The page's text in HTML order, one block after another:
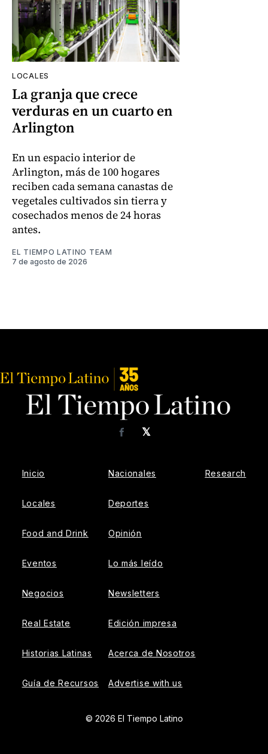
LOCALES
La granja que crece
verduras en un cuarto en
Arlington
En un espacio interior de
Arlington, más de 100 hogares
reciben cada semana canastas de
vegetales cultivados sin tierra y
cosechados menos de 24 horas
antes.
EL TIEMPO LATINO TEAM
7 de agosto de 2026
𝕏
Facebook
Inicio
Locales
Food and Drink
Eventos
Negocios
Real Estate
Historias Latinas
Guía de Recursos
Nacionales
Deportes
Opinión
Lo más leído
Newsletters
Edición impresa
Acerca de Nosotros
Advertise with us
Research
© 2026 El Tiempo Latino